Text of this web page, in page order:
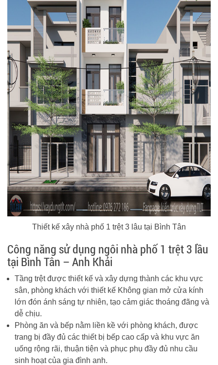
Thiết kế xây nhà phố 1 trệt 3 lâu tại Bình Tân
Công năng sử dụng ngôi nhà phố 1 trệt 3 lầu
tại Bình Tân – Anh Khải
Tầng trệt được thiết kế và xây dựng thành các khu vực
sân, phòng khách với thiết kế Không gian mở cửa kính
lớn đón ánh sáng tự nhiên, tạo cảm giác thoáng đãng và
dễ chịu.
Phòng ăn và bếp nằm liền kề với phòng khách, được
trang bị đầy đủ các thiết bị bếp cao cấp và khu vực ăn
uống rộng rãi, thuận tiện và phục phụ đầy đủ nhu cầu
sinh hoạt của gia đình anh.